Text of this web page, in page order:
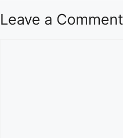
Leave a Comment